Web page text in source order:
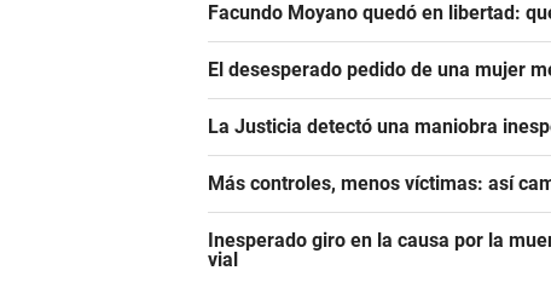
Facundo Moyano quedó en libertad:
El desesperado pedido de una mujer
La Justicia detectó una maniobra
Más controles, menos víctimas: así
Inesperado giro en la causa por la
vial